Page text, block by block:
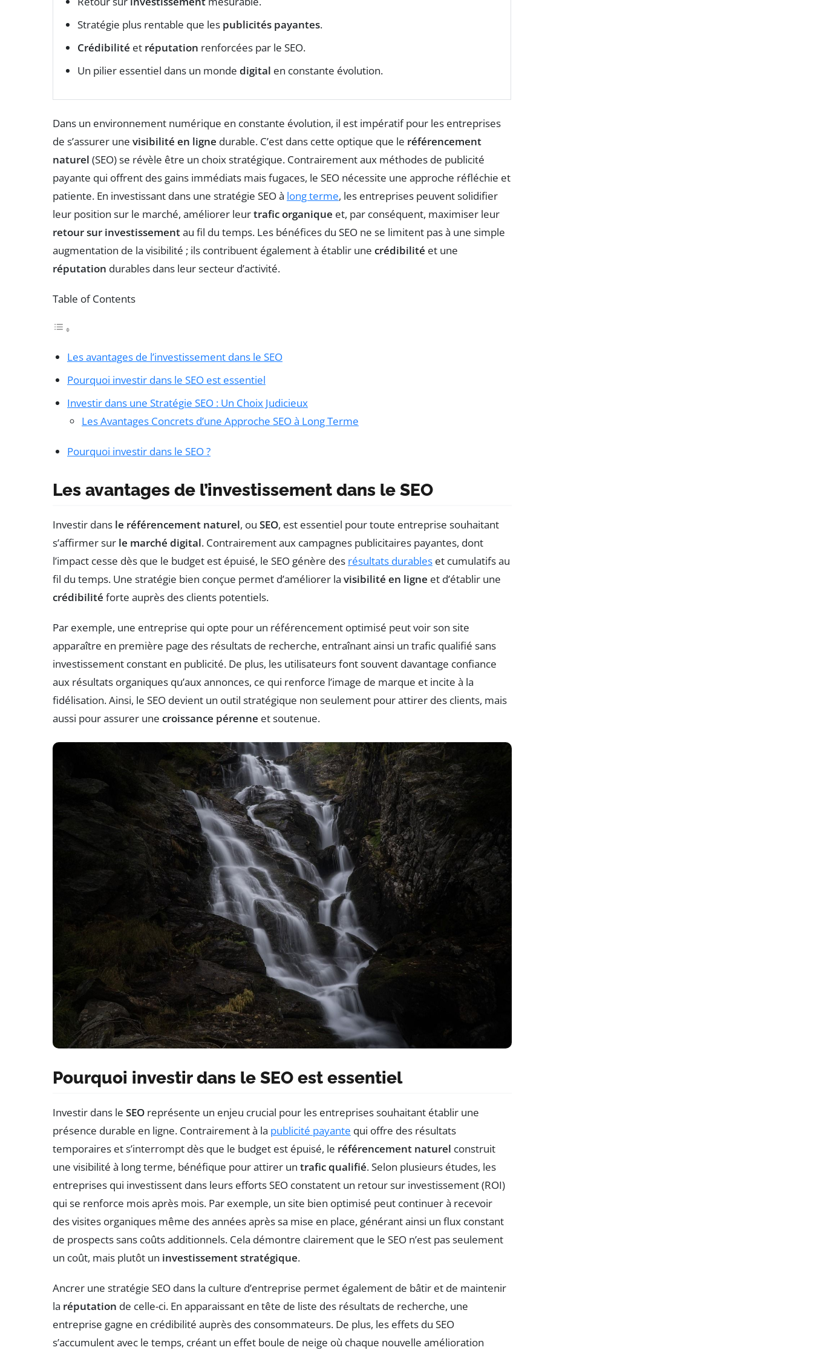
Stratégie plus rentable que les publicités payantes.
Crédibilité et réputation renforcées par le SEO.
Un pilier essentiel dans un monde digital en constante évolution.
Dans un environnement numérique en constante évolution, il est impératif pour les entreprises
de s’assurer une visibilité en ligne durable. C’est dans cette optique que le référencement
naturel (SEO) se révèle être un choix stratégique. Contrairement aux méthodes de publicité
payante qui offrent des gains immédiats mais fugaces, le SEO nécessite une approche réfléchie et
patiente. En investissant dans une stratégie SEO à long terme, les entreprises peuvent solidifier
leur position sur le marché, améliorer leurtrafic organique et, par conséquent, maximiser leur
retour sur investissementau fil du temps. Les bénéfices du SEO ne se limitent pas à une simple
augmentation de la visibilité ; ils contribuent également à établir une crédibilité et une
réputation durables dans leur secteur d’activité.
Table of Contents
Les avantages de l’investissement dans le SEO
Pourquoi investir dans le SEO est essentiel
Investir dans une Stratégie SEO : Un Choix Judicieux
Les Avantages Concrets d’une Approche SEO à Long Terme
Pourquoi investir dans le SEO ?
Les avantages de l’investissement dans le SEO
Investir dans le référencement naturel, ou SEO, est essentiel pour toute entreprise souhaitant
s’affirmer sur le marché digital. Contrairement aux campagnes publicitaires payantes, dont
l’impact cesse dès que le budget est épuisé, le SEO génère des résultats durables et cumulatifs au
fil du temps. Une stratégie bien conçue permet d’améliorer la visibilité en ligne et d’établir une
crédibilité forte auprès des clients potentiels.
Par exemple, une entreprise qui opte pour un référencement optimisé peut voir son site
apparaître en première page des résultats de recherche, entraînant ainsi un trafic qualifié sans
investissement constant en publicité. De plus, les utilisateurs font souvent davantage confiance
aux résultats organiques qu’aux annonces, ce qui renforce l’image de marque et incite à la
fidélisation. Ainsi, le SEO devient un outil stratégique non seulement pour attirer des clients, mais
aussi pour assurer une croissance pérenne et soutenue.
Pourquoi investir dans le SEO est essentiel
Investir dans le SEO représente un enjeu crucial pour les entreprises souhaitant établir une
présence durable en ligne. Contrairement à la publicité payante qui offre des résultats
temporaires et s’interrompt dès que le budget est épuisé, le référencement naturel construit
une visibilité à long terme, bénéfique pour attirer un trafic qualifié. Selon plusieurs études, les
entreprises qui investissent dans leurs efforts SEO constatent un retour sur investissement (ROI)
qui se renforce mois après mois. Par exemple, un site bien optimisé peut continuer à recevoir
des visites organiques même des années après sa mise en place, générant ainsi un flux constant
de prospects sans coûts additionnels. Cela démontre clairement que le SEO n’est pas seulement
un coût, mais plutôt un investissement stratégique.
Ancrer une stratégie SEO dans la culture d’entreprise permet également de bâtir et de maintenir
la réputation de celle-ci. En apparaissant en tête de liste des résultats de recherche, une
entreprise gagne en crédibilité auprès des consommateurs. De plus, les effets du SEO
s’accumulent avec le temps, créant un effet boule de neige où chaque nouvelle amélioration